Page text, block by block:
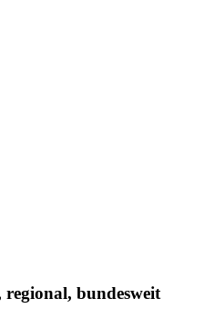
bundesweit